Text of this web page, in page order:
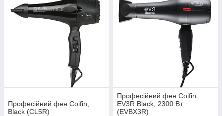
Професійний фен Coifin,
Black (CL5R)
Професійний фен Coifin
EV3R Black, 2300 Вт
(EVBX3R)